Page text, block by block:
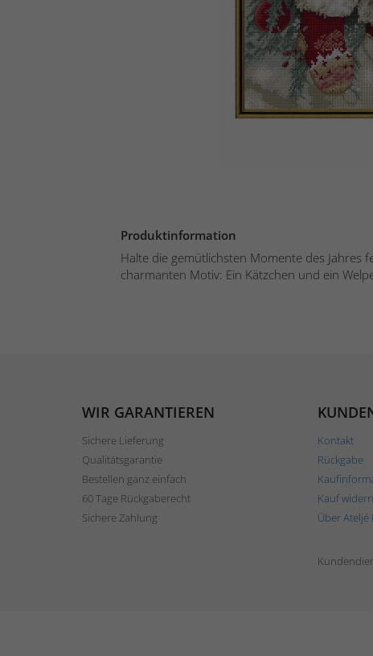
Produktinformation
Halte die gemütlichsten Momente des Jahres
charmanten Motiv: Ein Kätzchen und ein
WIR GARANTIEREN
Sichere Lieferung
Qualitätsgarantie
Bestellen ganz einfach
60 Tage Rückgaberecht
Sichere Zahlung
Kontakt
Rückgabe
Kauf
Über Ateljé